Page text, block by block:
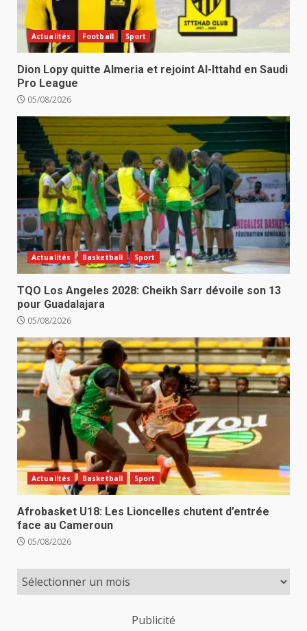
Actualités Football Sport
Dion Lopy quitte Almeria et rejoint Al-Ittahd en Saudi
Pro League
05/08/2026
Actualités Basketball Sport
TQO Los Angeles 2028: Cheikh Sarr dévoile son 13
pour Guadalajara
05/08/2026
Actualités Basketball Sport
Afrobasket U18: Les Lioncelles chutent d’entrée
face au Cameroun
05/08/2026
Publicité